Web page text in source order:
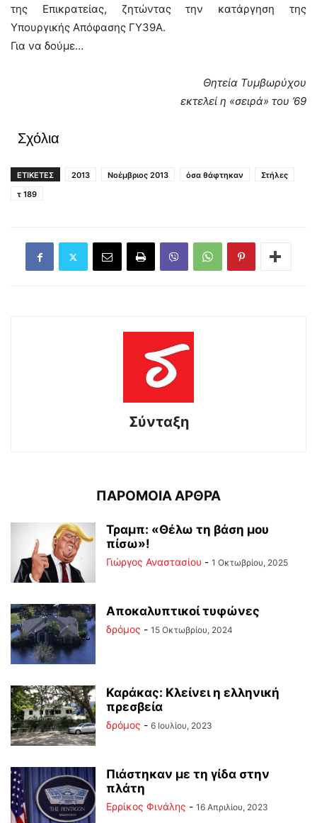
της Επικρατείας, ζητώντας την κατάργηση της
Υπουργικής Απόφασης ΓΥ39Α.
Για να δούμε…
Θητεία Τυμβωρύχου
εκτελεί η «σειρά» του ’69
Σχόλια
ΕΤΙΚΕΤΕΣ 2013 Νοέμβριος 2013 όσα θάφτηκαν
Στήλες
τ 189
Σύνταξη
ΠΑΡΟΜΟΙΑ ΑΡΘΡΑ
Τραμπ: «Θέλω τη βάση μου
πίσω»!
Γιώργος Αναστασίου - 1 Οκτωβρίου, 2025
Αποκαλυπτικοί τυφώνες
δρόμος - 15 Οκτωβρίου, 2024
Καράκας: Κλείνει η ελληνική
πρεσβεία
δρόμος - 6 Ιουλίου, 2023
Πιάστηκαν με τη γίδα στην
πλάτη
Ερρίκος Φινάλης - 16 Απριλίου, 2023